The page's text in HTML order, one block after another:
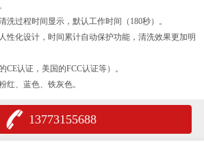
过程时间显示，默认工作时间（180秒）。
化设计，时间累计自动保护功能，清洗效果更加明
认证，美国的FCC认证等）。
、蓝色、铁灰色。
13773155688